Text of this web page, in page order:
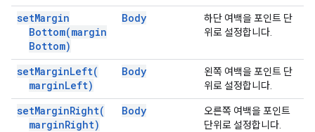
setMargin
Bottom(margin
Bottom)
Body
하단 여백을 포인트 단
위로 설정합니다.
setMarginLeft(
marginLeft)
Body
왼쪽 여백을 포인트 단
위로 설정합니다.
setMarginRight(
marginRight)
Body
오른쪽 여백을 포인트
단위로 설정합니다.